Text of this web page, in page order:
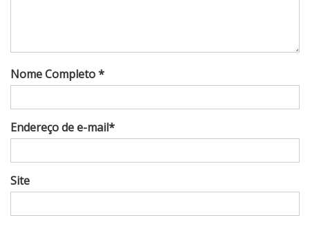
Nome Completo *
Endereço de e-mail*
Site